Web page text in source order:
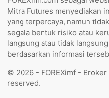
Mitra Futures menyediakan
yang terpercaya, namun
segala bentuk risiko atau
langsung atau tidak
berdasarkan informasi
© 2026 - FOREXimf -
reserved.